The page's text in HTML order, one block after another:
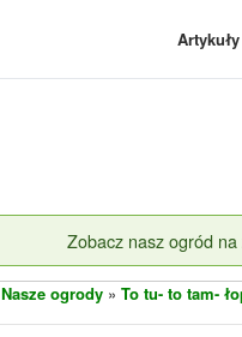
Artykuły
Zobacz nasz ogród
Nasze ogrody » To tu- to tam-